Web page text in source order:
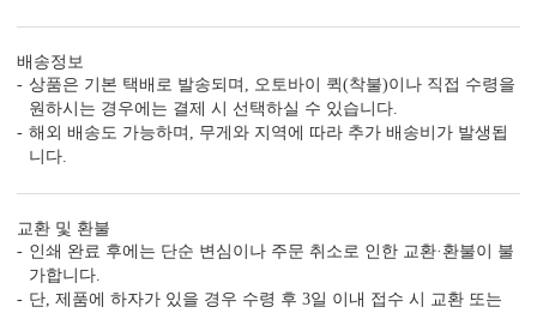
편리함 더하기
다.
(주문 단계에서 이용하실 수 있는 서비스입니다.)
빠른 제작 서비스
수작업 서비스 수신인 주소 인쇄
배송정보
상품은 기본 택배로 발송되며, 오토바이 퀵(착불)이나 직접 수령을
원하시는 경우에는 결제 시 선택하실 수 있습니다.
해외 배송도 가능하며, 무게와 지역에 따라 추가 배송비가 발생됩
니다.
교환 및 환불
인쇄 완료 후에는 단순 변심이나 주문 취소로 인한 교환·환불이 불
가합니다.
단, 제품에 하자가 있을 경우 수령 후 3일 이내 접수 시 교환 또는